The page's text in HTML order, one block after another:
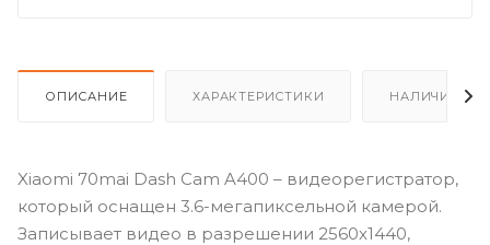
ОПИСАНИЕ ХАРАКТЕРИСТИКИ НАЛИЧИЕ
Xiaomi 70mai Dash Cam A400 – видеорегистратор,
который оснащен 3.6-мегапиксельной камерой.
Записывает видео в разрешении 2560x1440,